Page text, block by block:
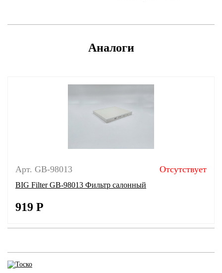
Аналоги
Арт. GB-98013 Отсутствует
BIG Filter GB-98013 Фильтр салонный
919 Р